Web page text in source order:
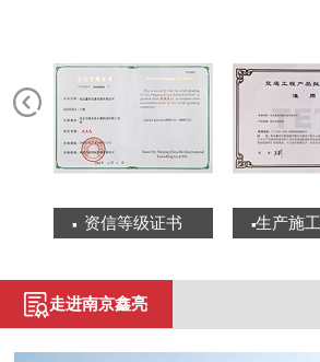
资信等级证书 生产施
走进南京鑫亮